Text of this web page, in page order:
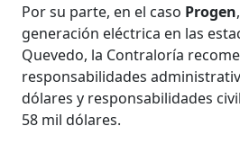
Por su parte, en el caso Progen
generación eléctrica en las
Quevedo, la Contraloría
responsabilidades
dólares y responsabilidades
58 mil dólares.